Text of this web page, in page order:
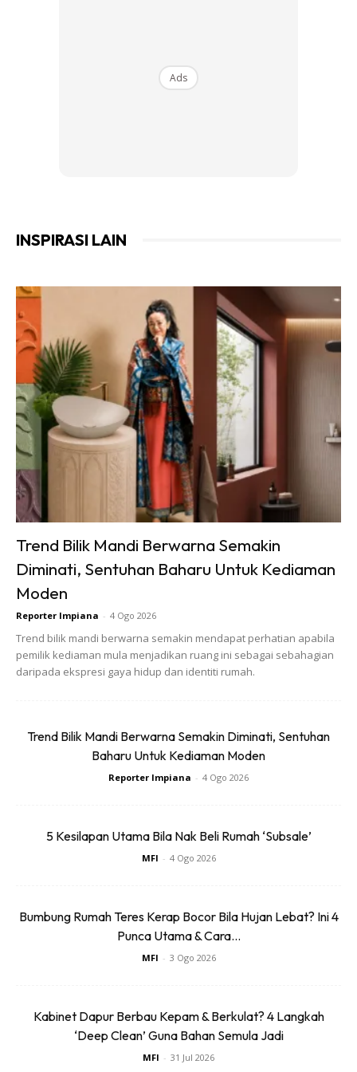
kenanga digunakan dalam ritual dan upacara khusus,
misalnya majlis perkahwinan. Sesuai ditanam di halaman
Rosa chinensis – Mawar
Bunga mawar, bunga ros atau nama saintifiknya
chinensismerupakan sejenis tanaman saka dari genus
Rosa. Ia telah lama dikenali oleh masyarakat Melayu dan
disebutkan dalam Hikayat Bayan Budiman yang ditulis
sekitar 1370an. Pada umumnya, mawar memiliki duri,
berfungsi sebagai pegangan semasa memanjat.
Ketinggiannya boleh mencapai dua hingga lima meter.
antara 5-15 cm. Bunganya terdiri dari lima kelopak dan
berbentuk seperti mahkota. Warna bunga biasanya putih,
merah jambu, kuning dan merah, bergantung kepada
Selain dijadikan sebagai bunga potong, mawar juga memilik
banyak manfaat. Antara lain ia digunakan untuk
Minyak mawar yang diekstrak dari kaedah penyulingan dan
penguapan kelopaknya boleh dijadikan parfum. Mawar
juga dapat digunakan dalam produk teh dan jeli. Kerana
Ads
INSPIRASI LAIN
Trend Bilik Mandi Berwarna Semakin
Diminati, Sentuhan Baharu Untuk Kediaman
Moden
Reporter Impiana - 4 Ogo 2026
Trend bilik mandi berwarna semakin mendapat perhatian apabila
pemilik kediaman mula menjadikan ruang ini sebagai sebahagian
daripada ekspresi gaya hidup dan identiti rumah.
Trend Bilik Mandi Berwarna Semakin Diminati, Sentuhan
Baharu Untuk Kediaman Moden
Reporter Impiana - 4 Ogo 2026
5 Kesilapan Utama Bila Nak Beli Rumah ‘Subsale’
MFI - 4 Ogo 2026
Bumbung Rumah Teres Kerap Bocor Bila Hujan Lebat? Ini 4
Punca Utama & Cara...
MFI - 3 Ogo 2026
Kabinet Dapur Berbau Kepam & Berkulat? 4 Langkah
‘Deep Clean’ Guna Bahan Semula Jadi
MFI - 31 Jul 2026